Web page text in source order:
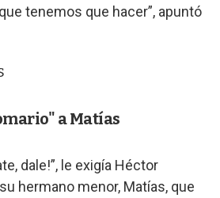
tenemos que hacer”, apuntó
a Matías
dale!”, le exigía Héctor
hermano menor, Matías, que